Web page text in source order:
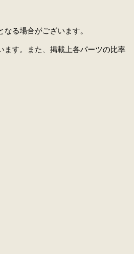
る場合がございます。
す。また、掲載上各パーツの比率